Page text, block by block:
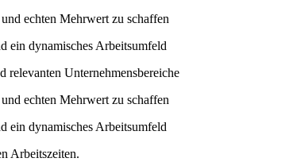
echten Mehrwert zu schaffen
ein dynamisches Arbeitsumfeld
relevanten Unternehmensbereiche
echten Mehrwert zu schaffen
ein dynamisches Arbeitsumfeld
Arbeitszeiten.